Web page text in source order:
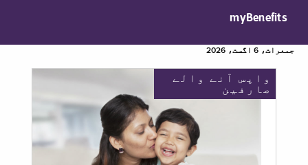
myBenefits
جمعرات، 6 اگست، 2026
واپس آنے والے
صارفین